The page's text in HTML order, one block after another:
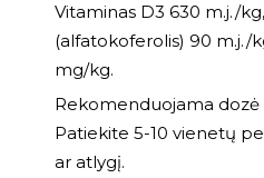
Vitaminas D3 630 m.j./
(alfatokoferolis) 90 m.j./
mg/kg.
Rekomenduojama dozė
Patiekite 5-10 vienetų
ar atlygį.